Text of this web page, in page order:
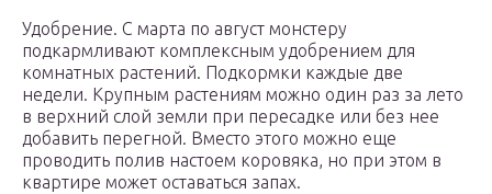
Удобрение. С марта по август монстеру
подкармливают комплексным удобрением для
комнатных растений. Подкормки каждые две
недели. Крупным растениям можно один раз за лето
в верхний слой земли при пересадке или без нее
добавить перегной. Вместо этого можно еще
проводить полив настоем коровяка, но при этом в
квартире может оставаться запах.